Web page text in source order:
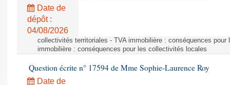
Date de
dépôt :
04/08/2026
collectivités territoriales - TVA immobilière : conséquences
immobilière : conséquences pour les collectivités locales
Question écrite n° 17594 de Mme Sophie-Laurence Roy
Date de